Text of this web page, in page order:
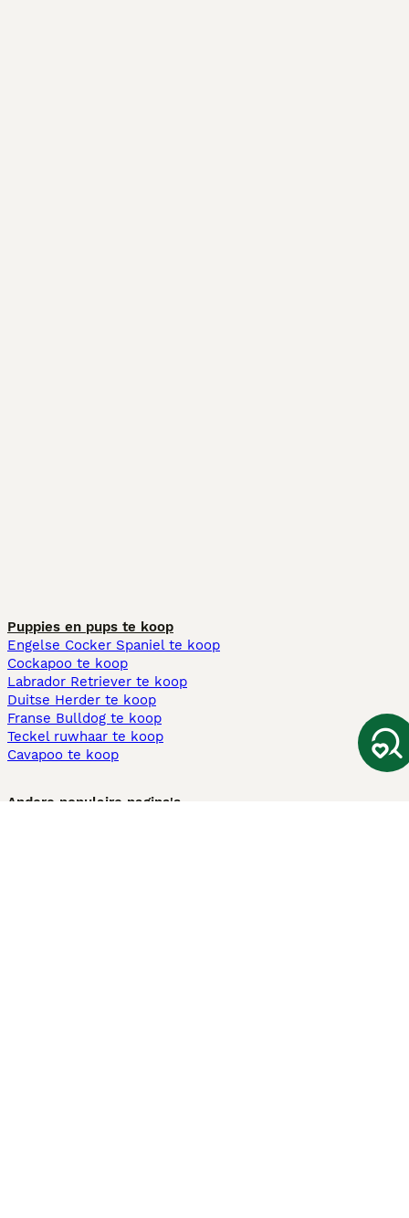
Puppies en pups te koop
Engelse Cocker Spaniel te koop
Cockapoo te koop
Labrador Retriever te koop
Duitse Herder te koop
Franse Bulldog te koop
Teckel ruwhaar te koop
Cavapoo te koop
Andere populaire pagina's